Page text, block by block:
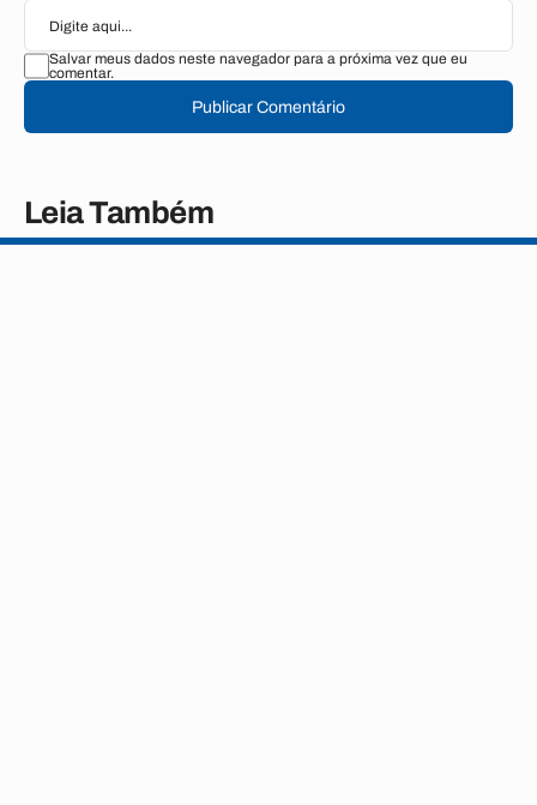
Salvar meus dados neste navegador para a próxima vez que eu
comentar.
Publicar Comentário
Leia Também